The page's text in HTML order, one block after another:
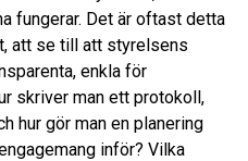
fungerar. Det är oftast detta
att se till att styrelsens
enkla för
skriver man ett protokoll,
hur gör man en planering
inför? Vilka